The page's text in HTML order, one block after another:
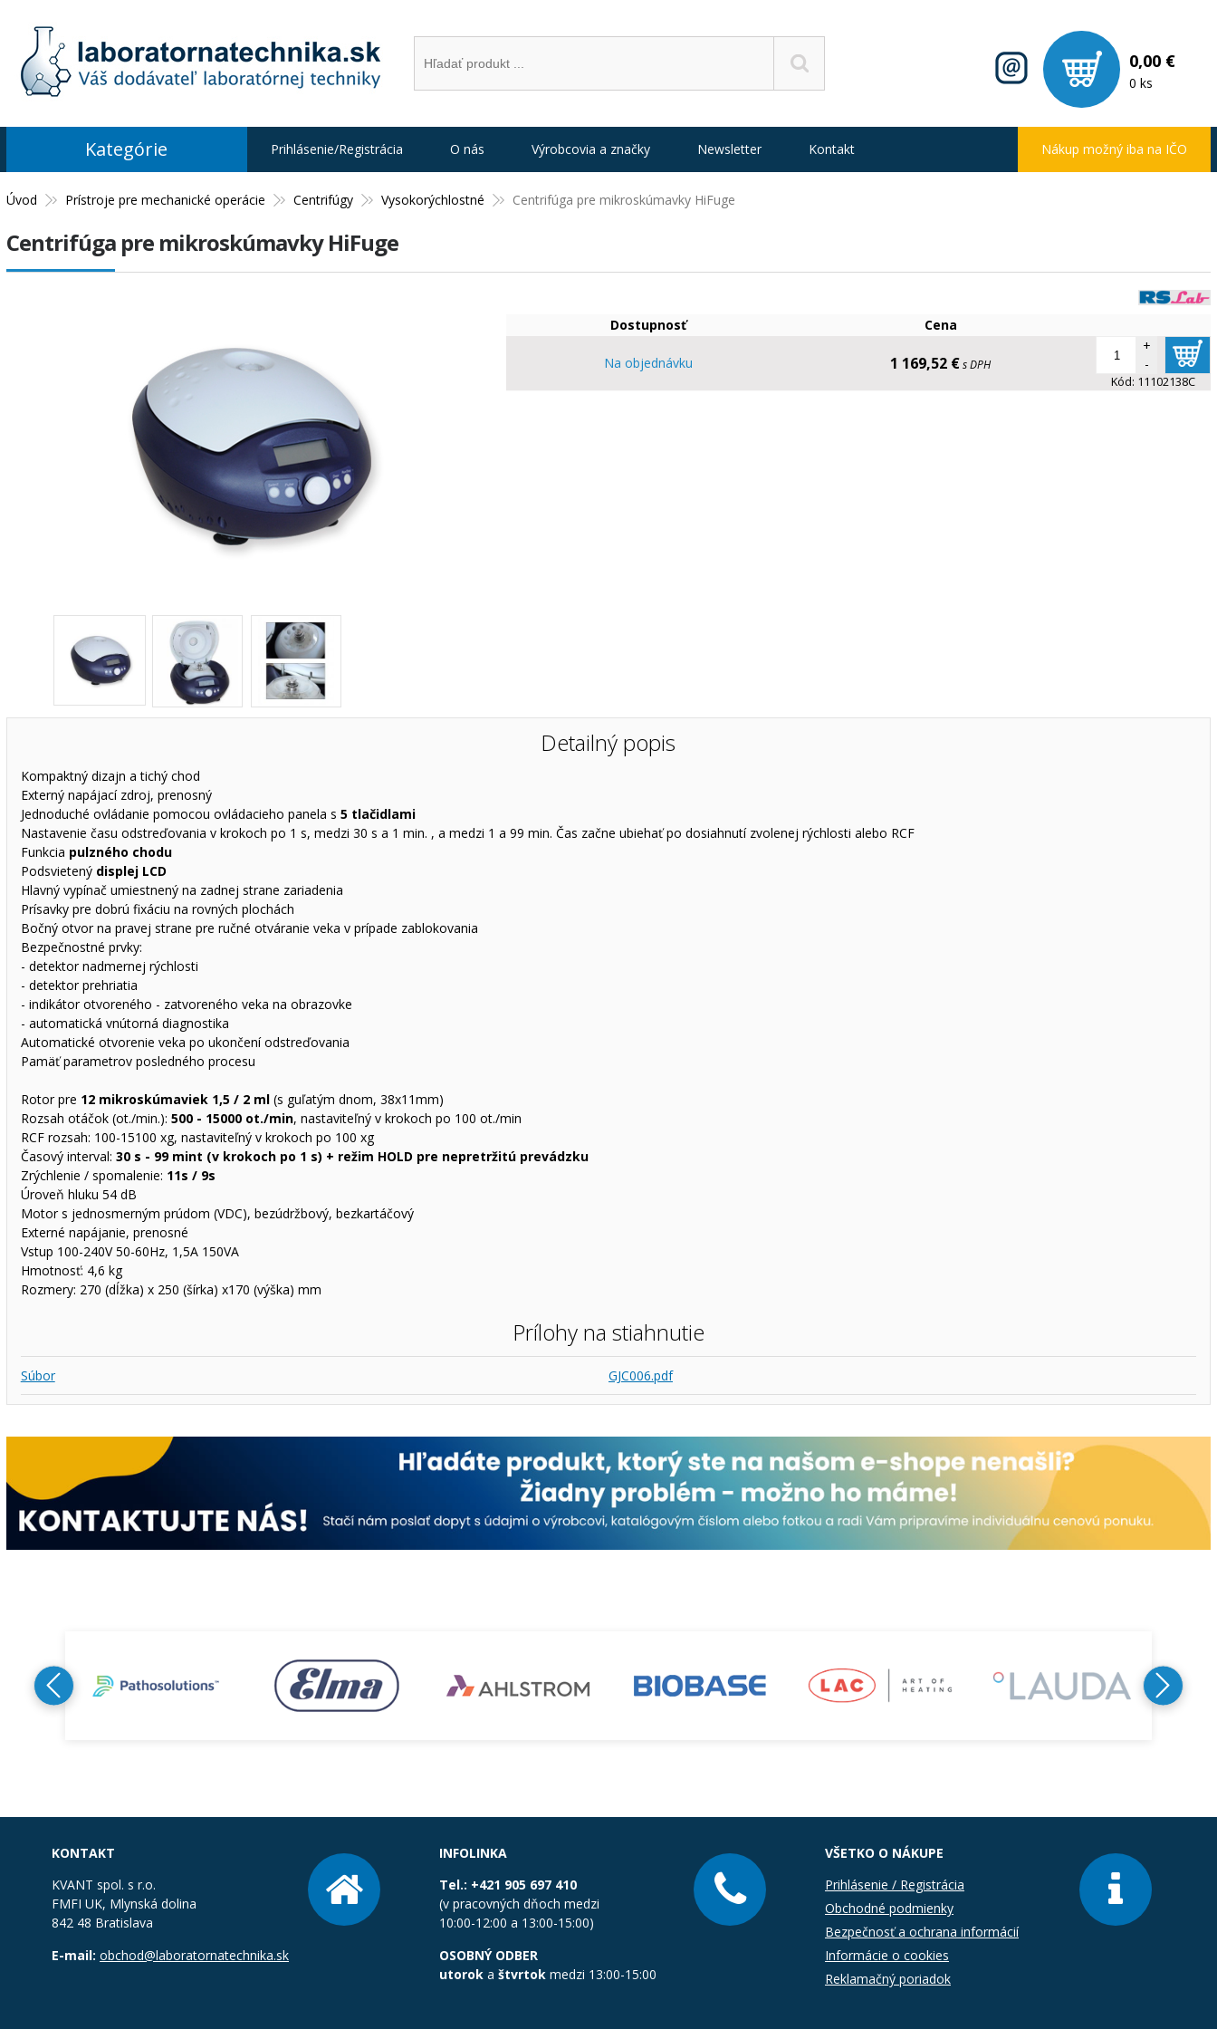
0,00 €
0 ks
Úvod Prístroje pre mechanické operácie Centrifúgy Vysokorýchlostné Centrifúga pre mikroskúmavky HiFuge
Centrifúga pre mikroskúmavky HiFuge
Dostupnosť Cena
Na objednávku 1 169,52 €s DPH
+
-
Kód: 11102138C
Detailný popis
Kompaktný dizajn a tichý chod
Externý napájací zdroj, prenosný
Jednoduché ovládanie pomocou ovládacieho panela s 5 tlačidlami
Nastavenie času odstreďovania v krokoch po 1 s, medzi 30 s a 1 min. , a medzi 1 a 99 min. Čas začne ubiehať po dosiahnutí zvolenej rýchlosti alebo RCF
Funkcia pulzného chodu
Podsvietený displej LCD
Hlavný vypínač umiestnený na zadnej strane zariadenia
Prísavky pre dobrú fixáciu na rovných plochách
Bočný otvor na pravej strane pre ručné otváranie veka v prípade zablokovania
Bezpečnostné prvky:
- detektor nadmernej rýchlosti
- detektor prehriatia
- indikátor otvoreného - zatvoreného veka na obrazovke
- automatická vnútorná diagnostika
Automatické otvorenie veka po ukončení odstreďovania
Pamäť parametrov posledného procesu
Rotor pre 12 mikroskúmaviek 1,5 / 2 ml(s guľatým dnom, 38x11mm)
Rozsah otáčok (ot./min.): 500 - 15000 ot./min, nastaviteľný v krokoch po 100 ot./min
RCF rozsah: 100-15100 xg, nastaviteľný v krokoch po 100 xg
Časový interval: 30 s - 99 mint (v krokoch po 1 s) + režim HOLD pre nepretržitú prevádzku
Zrýchlenie / spomalenie: 11s / 9s
Úroveň hluku 54 dB
Motor s jednosmerným prúdom (VDC), bezúdržbový, bezkartáčový
Externé napájanie, prenosné
Vstup 100-240V 50-60Hz, 1,5A 150VA
Hmotnosť: 4,6 kg
Rozmery: 270 (dĺžka) x 250 (šírka) x170 (výška) mm
Prílohy na stiahnutie
Súbor GJC006.pdf
Kategórie Prihlásenie/Registrácia O nás Výrobcovia a značky Newsletter Kontakt Nákup možný iba na IČO
KONTAKT
KVANT spol. s r.o.
FMFI UK, Mlynská dolina
842 48 Bratislava
E-mail: obchod@laboratornatechnika.sk
INFOLINKA
Tel.: +421 905 697 410
(v pracovných dňoch medzi
10:00-12:00 a 13:00-15:00)
OSOBNÝ ODBER
utorok a štvrtok medzi 13:00-15:00
VŠETKO O NÁKUPE
Prihlásenie / Registrácia
Obchodné podmienky
Bezpečnosť a ochrana informácií
Informácie o cookies
Reklamačný poriadok